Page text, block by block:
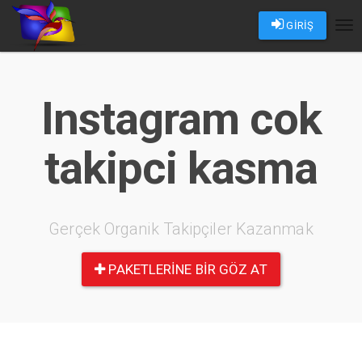
GİRİŞ
Instagram cok
takipci kasma
Gerçek Organik Takipçiler Kazanmak
PAKETLERINE BIR GÖZ AT